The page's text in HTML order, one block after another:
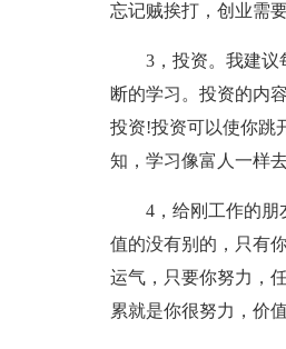
忘记贼挨打，创业需
3，投资。我建议
断的学习。投资的内
投资!投资可以使你跳
知，学习像富人一样
4，给刚工作的朋
值的没有别的，只有
运气，只要你努力，
累就是你很努力，价